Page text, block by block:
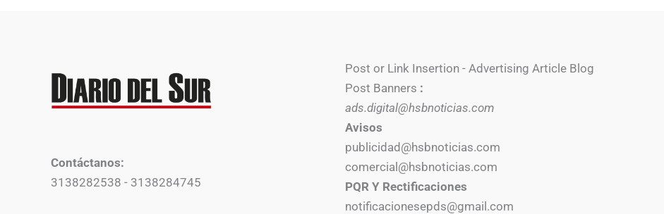
Contáctanos:
3138282538 - 3138284745
Post or Link Insertion - Advertising Article Blog
Post Banners :
ads.digital@hsbnoticias.com
Avisos
publicidad@hsbnoticias.com
comercial@hsbnoticias.com
PQR Y Rectificaciones
notificacionesepds@gmail.com